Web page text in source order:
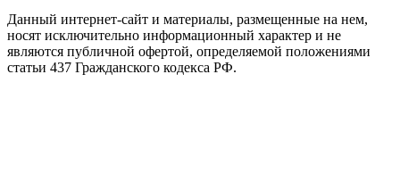
Данный интернет-сайт и материалы, размещенные на нем,
носят исключительно информационный характер и не
являются публичной офертой, определяемой положениями
статьи 437 Гражданского кодекса РФ.